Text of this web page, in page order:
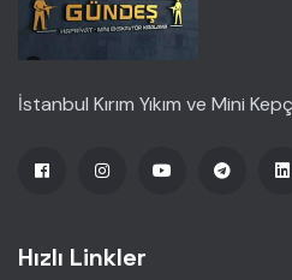
İstanbul Kırım Yıkım ve Mini
Hızlı Linkler